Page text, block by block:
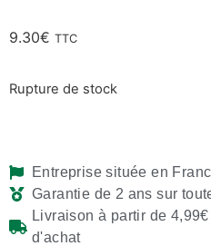
9.30€ TTC
Rupture de stock
Entreprise située en
Garantie de 2 ans sur
Livraison à partir de
d'achat